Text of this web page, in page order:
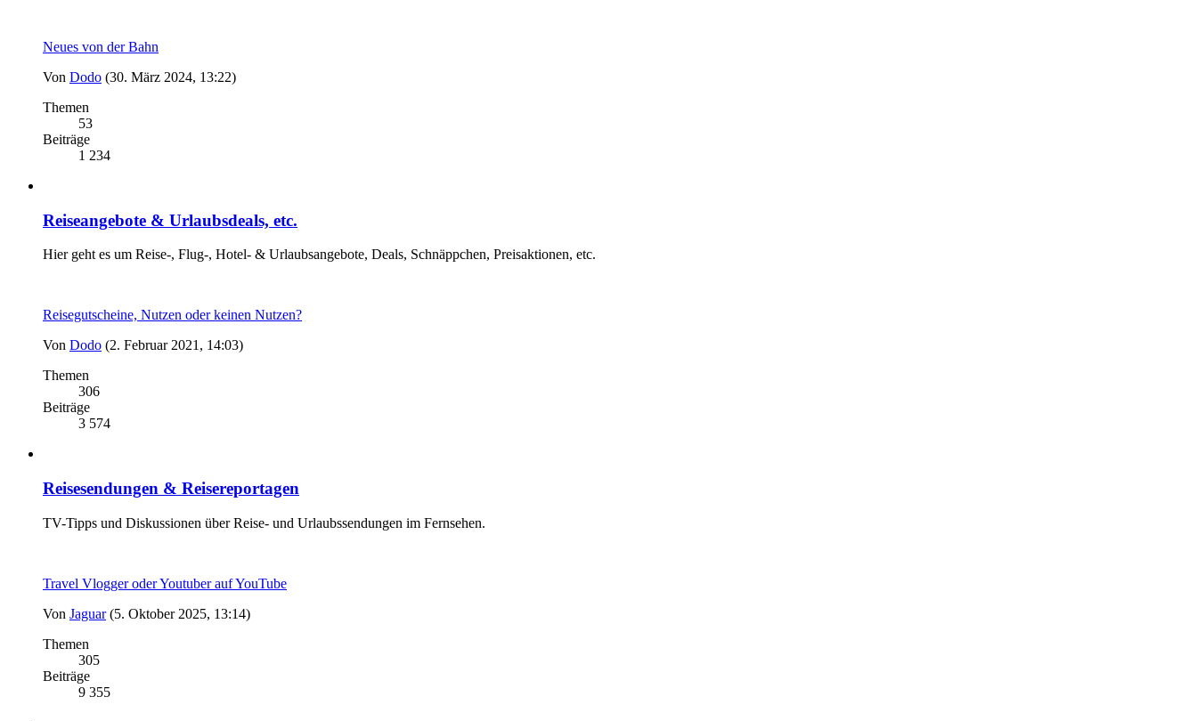
Neues von der Bahn
Von Dodo (30. März 2024, 13:22)
Themen
53
Beiträge
1 234
Reiseangebote & Urlaubsdeals, etc.
Hier geht es um Reise-, Flug-, Hotel- & Urlaubsangebote, Deals, Schnäppchen, Preisaktionen, etc.
Reisegutscheine, Nutzen oder keinen Nutzen?
Von Dodo (2. Februar 2021, 14:03)
Themen
306
Beiträge
3 574
Reisesendungen & Reisereportagen
TV-Tipps und Diskussionen über Reise- und Urlaubssendungen im Fernsehen.
Travel Vlogger oder Youtuber auf YouTube
Von Jaguar (5. Oktober 2025, 13:14)
Themen
305
Beiträge
9 355